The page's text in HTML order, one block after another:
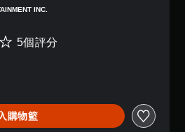
INC.
5個評分
購物籃